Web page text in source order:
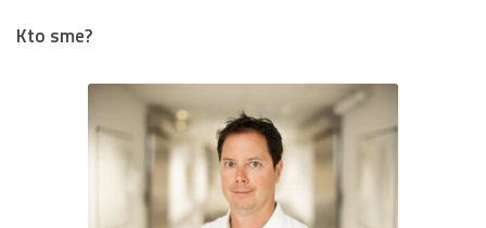
Kto sme?